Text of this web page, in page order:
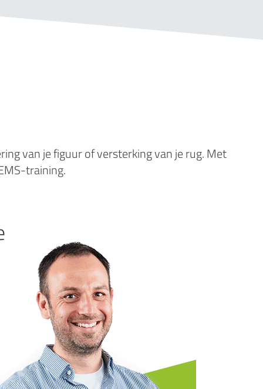
van je figuur of versterking van je rug. Met
training.